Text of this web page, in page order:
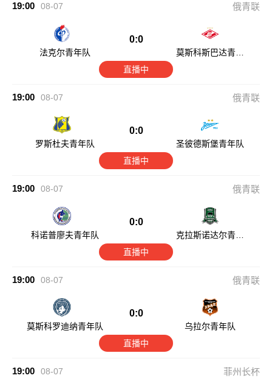
19:00 08-07 俄青联
法克尔青年队
0:0
莫斯科斯巴达青年
直播中
19:00 08-07 俄青联
罗斯杜夫青年队
0:0
圣彼德斯堡青年队
直播中
19:00 08-07 俄青联
科诺普廖夫青年队
0:0
克拉斯诺达尔青年
直播中
19:00 08-07 俄青联
莫斯科罗迪纳青年队
0:0
乌拉尔青年队
直播中
19:00 08-07 菲州长杯